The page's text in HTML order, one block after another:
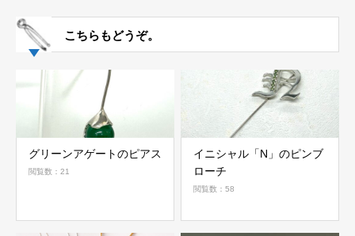
こちらもどうぞ。
グリーンアゲートのピアス
閲覧数：21
イニシャル「N」のピンブ
ローチ
閲覧数：58